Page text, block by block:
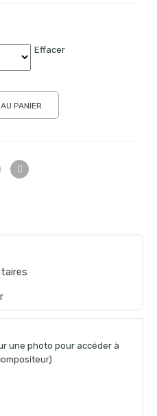
Effacer
PANIER
une photo pour accéder à